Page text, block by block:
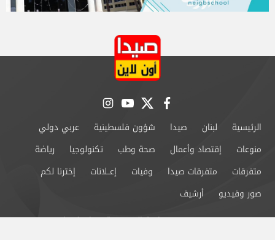
facebook
twitter
youtube
instagram
الرئيسية لبنان صيدا شؤون فلسطينية
عربي دولي
منوعات
إقتصاد وأعمال صحة وطب تكنولوجيا
رياضة
متفرقات
متفرقات صيدا وفيات إعــلانات
إخترنا لكم
صور وفيديو
أرشيف
من نحن
سياسة الخصوصية اتصل بنا